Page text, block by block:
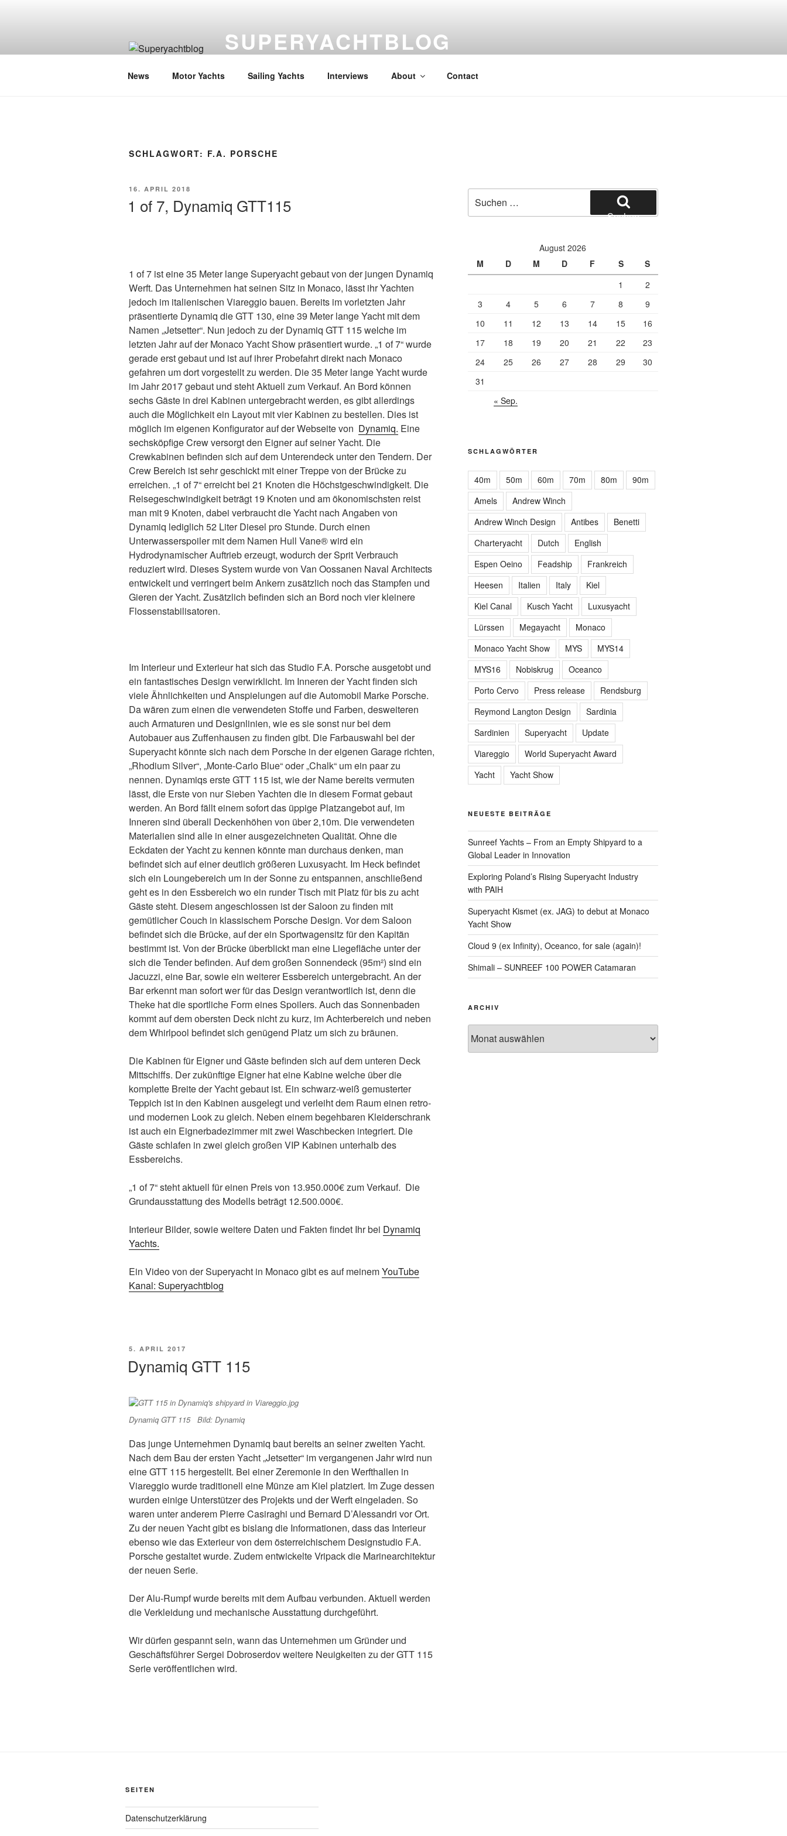
SUPERYACHTBLOG
News Motor Yachts Sailing Yachts Interviews About Contact
SCHLAGWORT: F.A. PORSCHE
VERÖFFENTLICHT
16. APRIL 2018
1 of 7, Dynamiq GTT115
1 of 7 ist eine 35 Meter lange Superyacht gebaut von der jungen Dynamiq
Werft. Das Unternehmen hat seinen Sitz in Monaco, lässt ihr Yachten
jedoch im italienischen Viareggio bauen. Bereits im vorletzten Jahr
präsentierte Dynamiq die GTT 130, eine 39 Meter lange Yacht mit dem
Namen „Jetsetter“. Nun jedoch zu der Dynamiq GTT 115 welche im
letzten Jahr auf der Monaco Yacht Show präsentiert wurde. „1 of 7“ wurde
gerade erst gebaut und ist auf ihrer Probefahrt direkt nach Monaco
gefahren um dort vorgestellt zu werden. Die 35 Meter lange Yacht wurde
im Jahr 2017 gebaut und steht Aktuell zum Verkauf. An Bord können
sechs Gäste in drei Kabinen untergebracht werden, es gibt allerdings
auch die Möglichkeit ein Layout mit vier Kabinen zu bestellen. Dies ist
möglich im eigenen Konfigurator auf der Webseite von Dynamiq. Eine
sechsköpfige Crew versorgt den Eigner auf seiner Yacht. Die
Crewkabinen befinden sich auf dem Unterendeck unter den Tendern. Der
Crew Bereich ist sehr geschickt mit einer Treppe von der Brücke zu
erreichen. „1 of 7“ erreicht bei 21 Knoten die Höchstgeschwindigkeit. Die
Reisegeschwindigkeit beträgt 19 Knoten und am ökonomischsten reist
man mit 9 Knoten, dabei verbraucht die Yacht nach Angaben von
Dynamiq lediglich 52 Liter Diesel pro Stunde. Durch einen
Unterwasserspoiler mit dem Namen Hull Vane® wird ein
Hydrodynamischer Auftrieb erzeugt, wodurch der Sprit Verbrauch
reduziert wird. Dieses System wurde von Van Oossanen Naval Architects
entwickelt und verringert beim Ankern zusätzlich noch das Stampfen und
Gieren der Yacht. Zusätzlich befinden sich an Bord noch vier kleinere
Flossenstabilisatoren.
Im Interieur und Exterieur hat sich das Studio F.A. Porsche ausgetobt und
ein fantastisches Design verwirklicht. Im Inneren der Yacht finden sich
viele Ähnlichkeiten und Anspielungen auf die Automobil Marke Porsche.
Da wären zum einen die verwendeten Stoffe und Farben, desweiteren
auch Armaturen und Designlinien, wie es sie sonst nur bei dem
Autobauer aus Zuffenhausen zu finden gibt. Die Farbauswahl bei der
Superyacht könntesich nach dem Porsche in der eigenen Garage richten,
„Rhodium Silver“, „Monte-Carlo Blue“ oder „Chalk“ um ein paar zu
nennen. Dynamiqs erste GTT 115 ist, wie der Name bereits vermuten
lässt, die Erste von nur Sieben Yachten die in diesem Format gebaut
werden. An Bord fällt einem sofort das üppige Platzangebot auf, im
Inneren sind überall Deckenhöhen von über 2,10m. Die verwendeten
Materialien sind alle in einer ausgezeichneten Qualität. Ohne die
Eckdaten der Yacht zu kennen könnte man durchaus denken, man
befindet sich auf einer deutlich größeren Luxusyacht. Im Heck befindet
sich ein Loungebereich um in der Sonne zu entspannen, anschließend
geht es in den Essbereich wo ein runder Tisch mit Platz für bis zu acht
Gäste steht. Diesem angeschlossen ist der Saloon zu finden mit
gemütlicher Couch in klassischem Porsche Design. Vor dem Saloon
befindet sich die Brücke, auf der ein Sportwagensitz für den Kapitän
bestimmt ist. Von der Brücke überblickt man eine Liegefläche unter der
sich die Tender befinden. Auf dem großen Sonnendeck (95m²) sind ein
Jacuzzi, eine Bar, sowie ein weiterer Essbereich untergebracht. An der
Bar erkennt man sofort wer für das Design verantwortlich ist, denn die
Theke hat die sportliche Form eines Spoilers. Auch das Sonnenbaden
kommt auf dem obersten Deck nicht zu kurz, im Achterbereich und neben
dem Whirlpool befindet sich genügend Platz um sich zu bräunen.
Die Kabinen für Eigner und Gäste befinden sich auf dem unteren Deck
Mittschiffs. Der zukünftige Eigner hat eine Kabine welche über die
komplette Breite der Yacht gebaut ist. Ein schwarz-weiß gemusterter
Teppich ist in den Kabinen ausgelegt und verleiht dem Raum einen retro-
und modernen Look zu gleich. Neben einem begehbaren Kleiderschrank
ist auch ein Eignerbadezimmer mit zwei Waschbecken integriert. Die
Gäste schlafen in zwei gleich großen VIP Kabinen unterhalb des
Essbereichs.
„1 of 7“ steht aktuell für einen Preis von 13.950.000€ zum Verkauf. Die
Grundausstattung des Modells beträgt 12.500.000€.
Interieur Bilder, sowie weitere Daten und Fakten findet Ihr bei Dynamiq
Yachts.
Ein Video von der Superyacht in Monaco gibt es auf meinemYouTube
Kanal: Superyachtblog
VERÖFFENTLICHT
5. APRIL 2017
Dynamiq GTT 115
Dynamiq GTT 115 Bild: Dynamiq
Das junge Unternehmen Dynamiq baut bereits an seiner zweiten Yacht.
Nach dem Bau der ersten Yacht „Jetsetter“ im vergangenen Jahr wird nun
eine GTT 115 hergestellt. Bei einer Zeremonie in den Werfthallen in
Viareggio wurde traditionell eine Münze am Kiel platziert. Im Zuge dessen
wurden einige Unterstützer des Projekts und der Werft eingeladen. So
waren unter anderem Pierre Casiraghi und Bernard D’Alessandri vor Ort.
Zu der neuen Yacht gibt es bislang die Informationen, dass das Interieur
ebenso wie das Exterieur von dem österreichischem Designstudio F.A.
Porsche gestaltet wurde. Zudem entwickelte Vripack die Marinearchitektur
der neuen Serie.
Der Alu-Rumpf wurde bereits mit dem Aufbau verbunden. Aktuell werden
die Verkleidung und mechanische Ausstattung durchgeführt.
Wir dürfen gespannt sein, wann das Unternehmen um Gründer und
Geschäftsführer Sergei Dobroserdov weitere Neuigkeiten zu der GTT 115
Serie veröffentlichen wird.
nach:
Suchen
August 2026
M
D M D F S
S
1
2
3
4 5 6 7 8
9
10
11 12 13 14 15
16
17
18 19 20 21 22
23
24
25 26 27 28 29
30
31
« Sep.
SCHLAGWÖRTER
40m 50m 60m 70m 80m
90m
Amels
Andrew Winch
Andrew Winch Design
Antibes
Benetti
Charteryacht
Dutch
English
Espen Oeino
Feadship
Frankreich
Heesen
Italien Italy
Kiel
Kiel Canal
Kusch Yacht
Luxusyacht
Lürssen
Megayacht
Monaco
Monaco Yacht Show
MYS
MYS14
MYS16
Nobiskrug
Oceanco
Porto Cervo
Press release
Rendsburg
Reymond Langton Design
Sardinia
Sardinien
Superyacht
Update
Viareggio
World Superyacht Award
Yacht
Yacht Show
NEUESTE BEITRÄGE
Sunreef Yachts – From an Empty Shipyard to a
Global Leader in Innovation
Exploring Poland’s Rising Superyacht Industry
with PAIH
Superyacht Kismet (ex. JAG) to debut at Monaco
Yacht Show
Cloud 9 (ex Infinity), Oceanco, for sale (again)!
Shimali – SUNREEF 100 POWER Catamaran
ARCHIV
SEITEN
Datenschutzerklärung